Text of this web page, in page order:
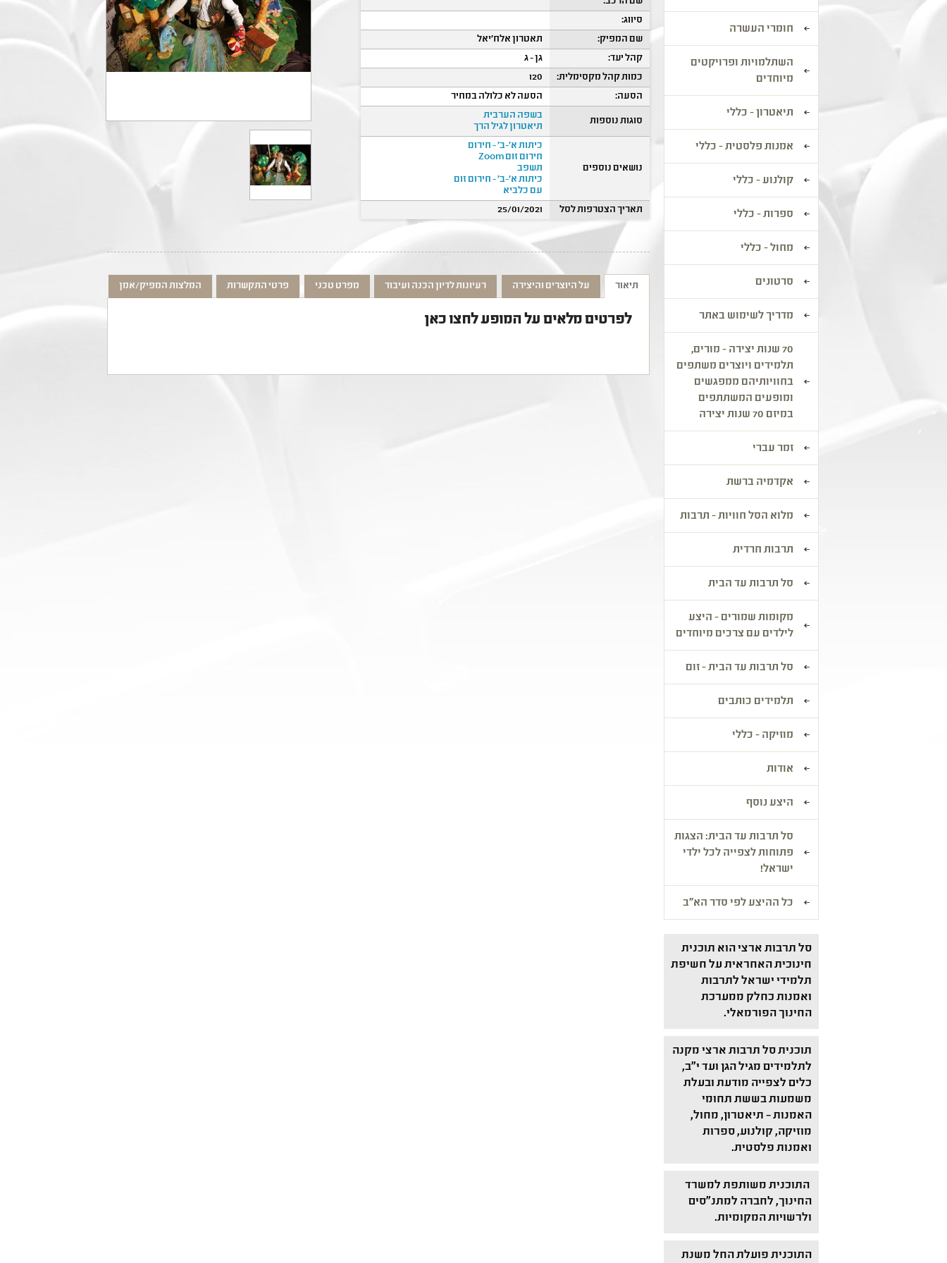
סיווג:
שם המפיק:
תאטרון אלח'יאל
קהל יעד:
גן - ג
כמות קהל מקסימלית:
120
הסעה:
הסעה לא כלולה במחיר
סוגות נוספות
בשפה הערבית
תיאטרון לגיל הרך
נושאים נוספים
כיתות א'-ב' - חירום
חירום זום Zoom
תשפב
כיתות א'-ב' - חירום זום
עם כלביא
תאריך הצטרפות לסל
25/01/2021
תיאור על היוצרים והיצירה רעיונות לדיון הכנה ועיבוד מפרט טכני פרטי התקשרות המלצות המפיק/אמן
לפרטים מלאים על המופע לחצו כאן
חומרי העשרה
השתלמויות ופרויקטים
מיוחדים
תיאטרון - כללי
אמנות פלסטית - כללי
קולנוע - כללי
ספרות - כללי
מחול - כללי
סרטונים
מדריך לשימוש באתר
70 שנות יצירה - מורים,
תלמידים ויוצרים משתפים
בחוויותיהם ממפגשים
ומופעים המשתתפים
במיזם 70 שנות יצירה
זמר עברי
אקדמיה ברשת
מלוא הסל חוויות - תרבות
תרבות חרדית
סל תרבות עד הבית
מקומות שמורים - היצע
לילדים עם צרכים מיוחדים
סל תרבות עד הבית - זום
תלמידים כותבים
מוזיקה - כללי
אודות
היצע נוסף
סל תרבות עד הבית: הצגות
פתוחות לצפייה לכל ילדי
ישראל!
כל ההיצע לפי סדר הא"ב
סל תרבות ארצי הוא תוכנית
חינוכית האחראית על חשיפת
תלמידי ישראל לתרבות
ואמנות כחלק ממערכת
החינוך הפורמאלי.
תוכנית סל תרבות ארצי מקנה
לתלמידים מגיל הגן ועד י"ב,
כלים לצפייה מודעת ובעלת
משמעות בששת תחומי
האמנות – תיאטרון, מחול,
מוזיקה, קולנוע, ספרות
ואמנות פלסטית.
התוכנית משותפת למשרד
החינוך, לחברה למתנ"סים
ולרשויות המקומיות.
התוכנית פועלת החל משנת